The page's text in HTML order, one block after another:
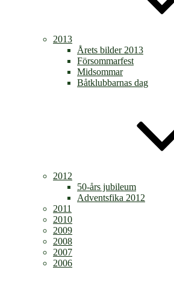
2013
Årets bilder 2013
Försommarfest
Midsommar
Båtklubbarnas dag
2012
50-års jubileum
Adventsfika 2012
2011
2010
2009
2008
2007
2006